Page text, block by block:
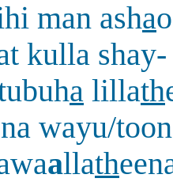
man asha
kulla shay-
a lillath
wayu/
allath